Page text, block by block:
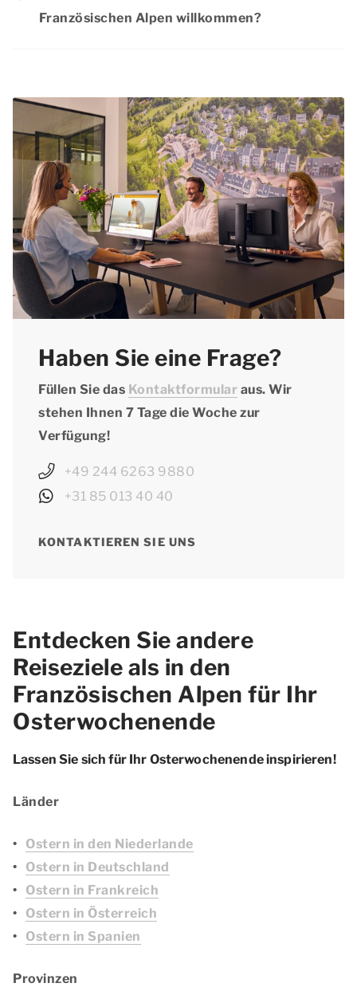
mehr Gewissheit, dass Ihre bevorzugte
Unterkunft noch verfügbar ist.
Französischen Alpen willkommen?
willkommen. Haustiere sind in den meisten
Unterkünften erlaubt. Schauen Sie auf unserer
Website bei der jeweiligen Unterkunft nach, ob
Haustiere erlaubt sind. Vergessen Sie nicht, Ihr
Haustier bei der Reservierung zu erwähnen und
den Haustierzuschlag zu beachten.
Haben Sie eine Frage?
Füllen Sie das Kontaktformular aus. Wir
stehen Ihnen 7 Tage die Woche zur
Verfügung!
+49 244 6263 9880
+31 85 013 40 40
KONTAKTIEREN SIE UNS
Entdecken Sie andere
Reiseziele als in den
Französischen Alpen für Ihr
Osterwochenende
Lassen Sie sich für Ihr Osterwochenende inspirieren!
Länder
Ostern in den Niederlande
Ostern in Deutschland
Ostern in Frankreich
Ostern in Österreich
Ostern in Spanien
Provinzen